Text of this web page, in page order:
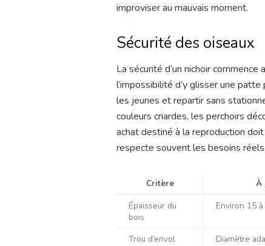
improviser au mauvais moment.
Sécurité des oiseaux
La sécurité d’un nichoir
l’impossibilité d’y glisser une
les jeunes et repartir sans
couleurs criardes, les perchoirs
achat destiné à la reproduction
respecte souvent les besoins réels.
Critère À
Épaisseur du
bois
Environ 15
Trou d’envol Diamètre